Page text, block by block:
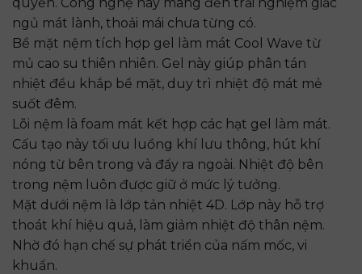
ngủ mát lành, thoải mái chưa từng có.
Bề mặt nệm tích hợp gel làm mát Cool Wave từ
mủ cao su thiên nhiên. Gel này giúp phân tán
nhiệt đều khắp bề mặt, duy trì nhiệt độ mát mẻ
suốt đêm.
Lõi nệm là foam mát kết hợp các hạt gel làm mát.
Cấu tạo này tối ưu luồng khí lưu thông, hút khí
nóng từ bên trong và đẩy ra ngoài. Nhiệt độ bên
trong nệm luôn được giữ ở mức lý tưởng.
Mặt dưới nệm là lớp tản nhiệt 4D. Lớp này hỗ trợ
thoát khí hiệu quả, làm giảm nhiệt độ thân nệm.
Nhờ đó hạn chế sự phát triển của nấm mốc, vi
khuẩn.